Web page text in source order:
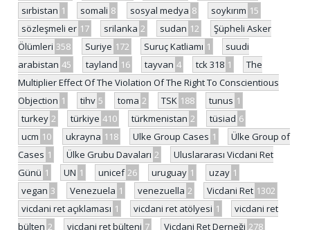
sırbistan 1 somali 8 sosyal medya 8 soykırım 15
sözleşmeli er 17 srilanka 2 sudan 12
Şüpheli Asker
Ölümleri 358 Suriye 172 Suruç Katliamı 1
suudi
arabistan 45 tayland 16 tayvan 4 tck 318 1
The
Multiplier Effect Of The Violation Of The Right To Conscientious
Objection 1 tihv 5 toma 2 TSK 188 tunus 1
turkey 2 türkiye 410 türkmenistan 2 tüsiad 6
ucm 10 ukrayna 118 Ulke Group Cases 1
Ülke Group of
Cases 1 Ülke Grubu Davaları 2
Uluslararası Vicdani Ret
Günü 1 UN 1 unicef 26 uruguay 1 uzay 1
vegan 3 Venezuela 1 venezuella 2 Vicdani Ret 1302
vicdani ret açıklaması 1 vicdani ret atölyesi 1
vicdani ret
bülten 2 vicdani ret bülteni 7 Vicdani Ret Derneği 278